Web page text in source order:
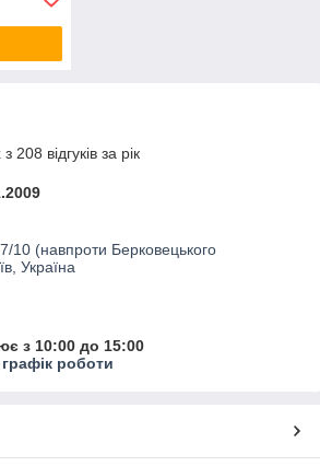
208 відгуків за рік
10 (навпроти Берковецького
Україна
з 10:00 до 15:00
роботи